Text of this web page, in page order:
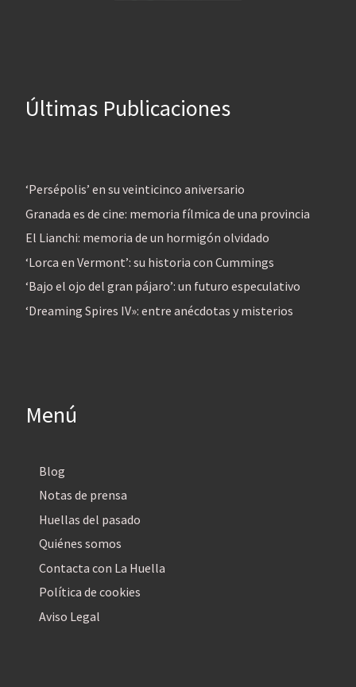
Últimas Publicaciones
‘Persépolis’ en su veinticinco aniversario
Granada es de cine: memoria fílmica de una provincia
El Lianchi: memoria de un hormigón olvidado
‘Lorca en Vermont’: su historia con Cummings
‘Bajo el ojo del gran pájaro’: un futuro especulativo
‘Dreaming Spires IV»: entre anécdotas y misterios
Menú
Blog
Notas de prensa
Huellas del pasado
Quiénes somos
Contacta con La Huella
Política de cookies
Aviso Legal